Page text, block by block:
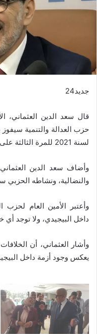
جديد24
قال سعد الدين العثماني،
حزب العدالة والتنمية سيفوز
لسنة 2021 للمرة الثالثة على التوالي.
وأضاف سعد الدين
والنضالية، ونشاطه الحزبي
وأعتبر الأمين العام لحزب
داخل البيجيدي، ولا توجد أي
وأشار العثماني، أن
يعكس وجود أزمة داخل